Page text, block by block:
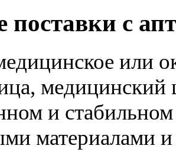
с
или
и
материалами